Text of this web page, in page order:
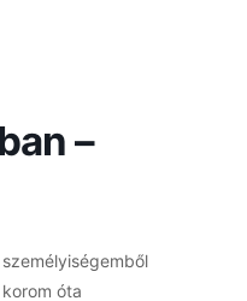
–
óta